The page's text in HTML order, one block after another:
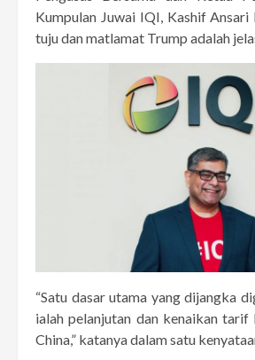
Kumpulan Juwai IQI, Kashif Ansari
tuju dan matlamat Trump adalah
“Satu dasar utama yang dijangka
ialah pelanjutan dan kenaikan tarif
China,” katanya dalam satu